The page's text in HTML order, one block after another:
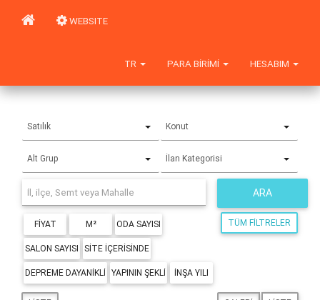
WEBSITE
HESABIM
PARA BIRIMI
TR
Satılık Konut
Alt Grup İlan Kategorisi
ARA
FIYAT M² ODA SAYISI
SALON SAYISI SITE IÇERISINDE
DEPREME DAYANIKLI YAPININ ŞEKLI İNŞA YILI
TÜM FILTRELER